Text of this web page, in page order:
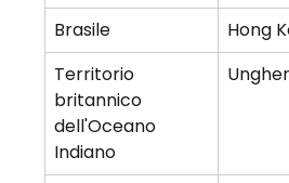
Brasile Hong
Territorio
britannico
dell'Oceano
Indiano